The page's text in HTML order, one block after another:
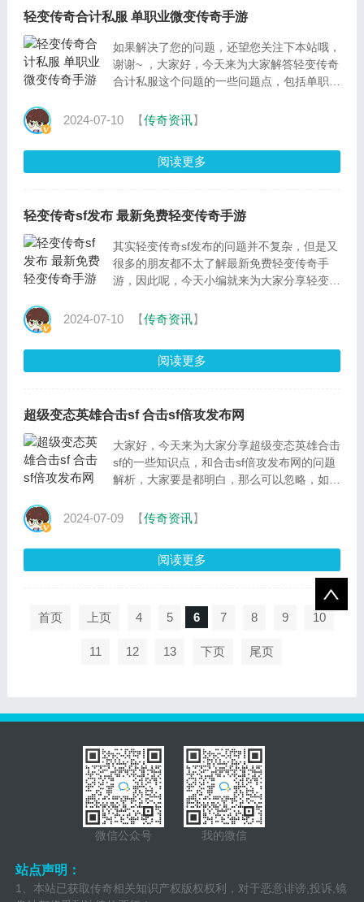
轻变传奇合计私服 单职业微变传奇手游
如果解决了您的问题，还望您关注下本站哦，
谢谢~ ，大家好，今天来为大家解答轻变传奇
合计私服这个问题的一些问题点，包括单职业
呢，今天就来为
2024-07-10 【传奇资讯】
阅读更多
轻变传奇sf发布 最新免费轻变传奇手游
其实轻变传奇sf发布的问题并不复杂，但是又
很多的朋友都不太了解最新免费轻变传奇手
游，因此呢，今天小编就来为大家分享轻变传
下面我们一
2024-07-10 【传奇资讯】
阅读更多
超级变态英雄合击sf 合击sf倍攻发布网
大家好，今天来为大家分享超级变态英雄合击
sf的一些知识点，和合击sf倍攻发布网的问题
解析，大家要是都明白，那么可以忽略，如果
率可以解决
2024-07-09 【传奇资讯】
阅读更多
首页 上页 4 5 6 7 8 9 10
11 12 13 下页 尾页
微信公众号 我的微信
站点声明：
1、本站已获取传奇相关知识产权版权权利，对于恶意诽谤,投诉,镜